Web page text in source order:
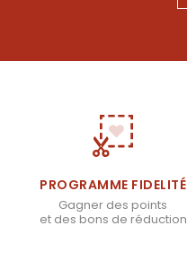
PROGRAMME FIDELITÉ
Gagner des points
et des bons de réduction